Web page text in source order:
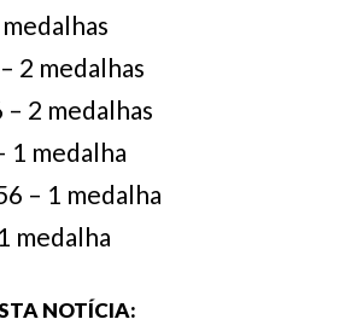
2 medalhas
2 medalhas
1 medalha
– 1 medalha
medalha
NOTÍCIA: